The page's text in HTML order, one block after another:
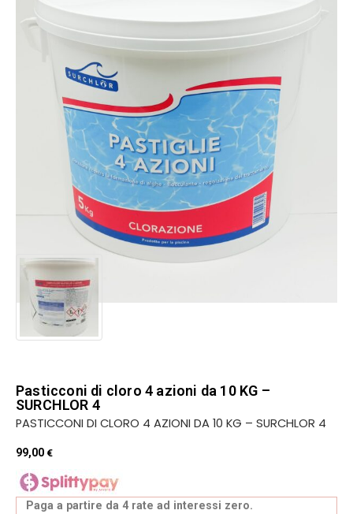
Pasticconi di cloro 4 azioni da 10 KG –
SURCHLOR 4
PASTICCONI DI CLORO 4 AZIONI DA 10 KG – SURCHLOR 4
99,00€
Paga a partire da 4 rate ad interessi zero.